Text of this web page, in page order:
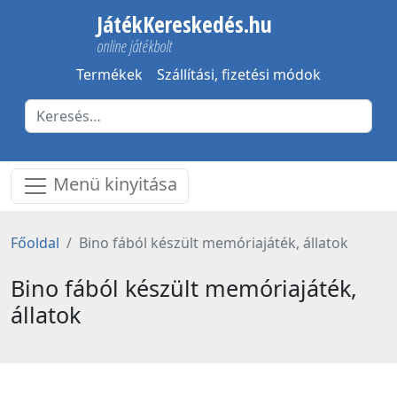
JátékKereskedés.hu
online játékbolt
Termékek Szállítási, fizetési módok
Menü kinyitása
Főoldal Bino fából készült memóriajáték, állatok
Bino fából készült memóriajáték,
állatok